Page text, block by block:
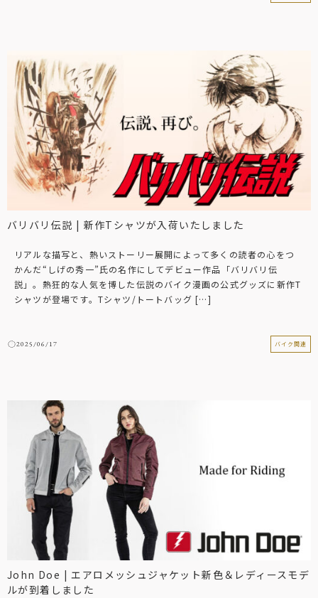
バリバリ伝説 | 新作Tシャツが入荷いたしました
リアルな描写と、熱いストーリー展開によって多くの読者の心をつ
かんだ“しげの秀一”氏の名作にしてデビュー作品「バリバリ伝
説」。熱狂的な人気を博した伝説のバイク漫画の公式グッズに新作T
シャツが登場です。Tシャツ/トートバッグ […]
2025/06/17 バイク関連
John Doe | エアロメッシュジャケット新色＆レディースモデ
ルが到着しました